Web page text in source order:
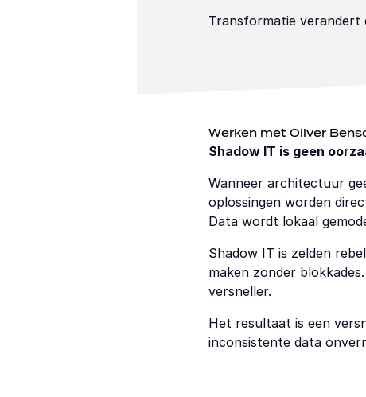
Transformatie
Shadow IT is geen
Wanneer architectuur
oplossingen worden
Data wordt lokaal
Shadow IT is zelden
maken zonder
versneller.
Het resultaat is een
inconsistente data
Werken met Oliver